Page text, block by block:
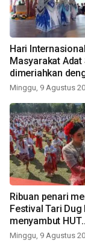
Hari Internasional
Masyarakat Adat
dimeriahkan
seni budaya Bali
Minggu, 9 Agustus
Ribuan penari
Festival Tari Dug
menyambut HUT
Kemerdekaan
Minggu, 9 Agustus